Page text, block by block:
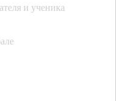
и ученика